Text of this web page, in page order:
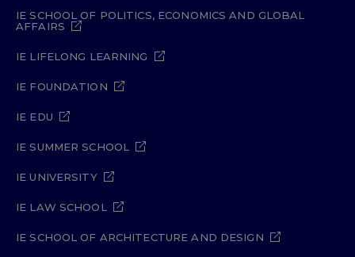
IE SCHOOL OF POLITICS, ECONOMICS AND GLOBAL
AFFAIRS
IE LIFELONG LEARNING
IE FOUNDATION
IE EDU
IE SUMMER SCHOOL
IE UNIVERSITY
IE LAW SCHOOL
IE SCHOOL OF ARCHITECTURE AND DESIGN